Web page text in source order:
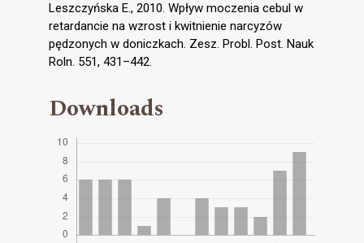
Leszczyńska E., 2010. Wpływ moczenia cebul w
retardancie na wzrost i kwitnienie narcyzów
pędzonych w doniczkach. Zesz. Probl. Post. Nauk
Roln. 551, 431–442.
Downloads